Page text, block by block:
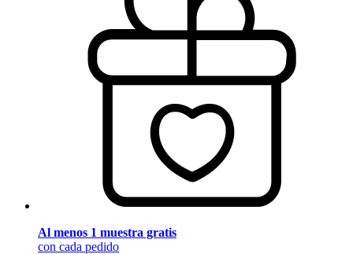
Al menos 1 muestra gratis
con cada pedido